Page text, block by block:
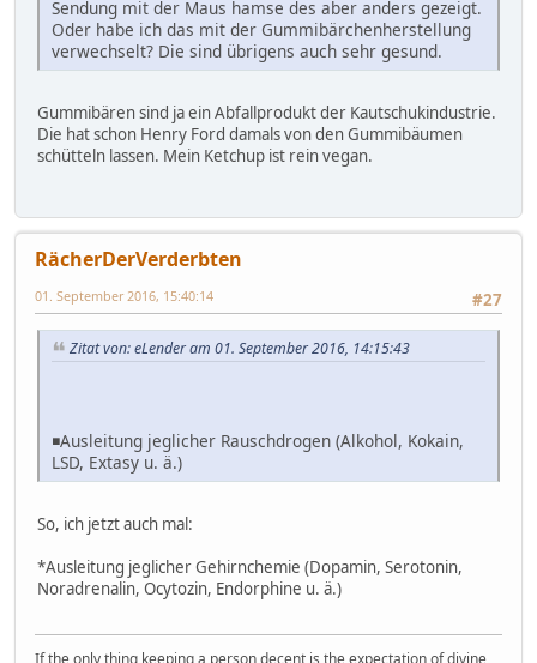
Sendung mit der Maus hamse des aber anders gezeigt.
Oder habe ich das mit der Gummibärchenherstellung
verwechselt? Die sind übrigens auch sehr gesund.
Gummibären sind ja ein Abfallprodukt der Kautschukindustrie.
Die hat schon Henry Ford damals von den Gummibäumen
schütteln lassen. Mein Ketchup ist rein vegan.
RächerDerVerderbten
#27
01. September 2016, 15:40:14
Zitat von: eLender am 01. September 2016, 14:15:43
◾Ausleitung jeglicher Rauschdrogen (Alkohol, Kokain,
LSD, Extasy u. ä.)
So, ich jetzt auch mal:
*Ausleitung jeglicher Gehirnchemie (Dopamin, Serotonin,
Noradrenalin, Ocytozin, Endorphine u. ä.)